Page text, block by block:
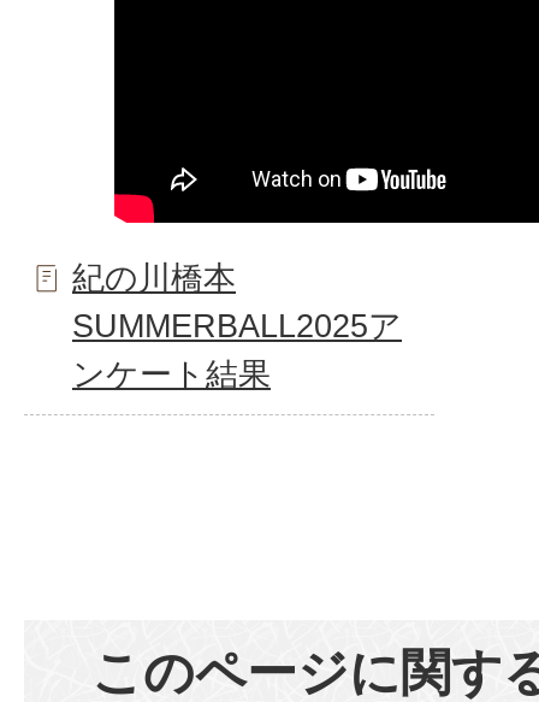
紀の川橋本
SUMMERBALL2025ア
ンケート結果
このページに関す